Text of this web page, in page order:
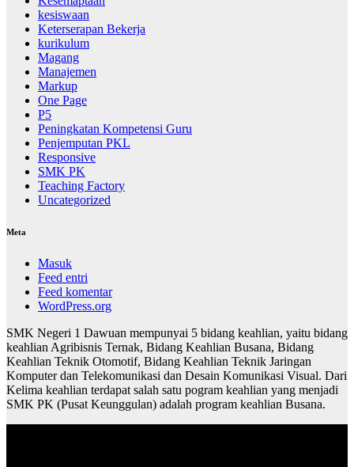
kesiswaan
Keterserapan Bekerja
kurikulum
Magang
Manajemen
Markup
One Page
P5
Peningkatan Kompetensi Guru
Penjemputan PKL
Responsive
SMK PK
Teaching Factory
Uncategorized
Meta
Masuk
Feed entri
Feed komentar
WordPress.org
SMK Negeri 1 Dawuan mempunyai 5 bidang keahlian, yaitu bidang
keahlian Agribisnis Ternak, Bidang Keahlian Busana, Bidang
Keahlian Teknik Otomotif, Bidang Keahlian Teknik Jaringan
Komputer dan Telekomunikasi dan Desain Komunikasi Visual. Dari
Kelima keahlian terdapat salah satu pogram keahlian yang menjadi
SMK PK (Pusat Keunggulan) adalah program keahlian Busana.